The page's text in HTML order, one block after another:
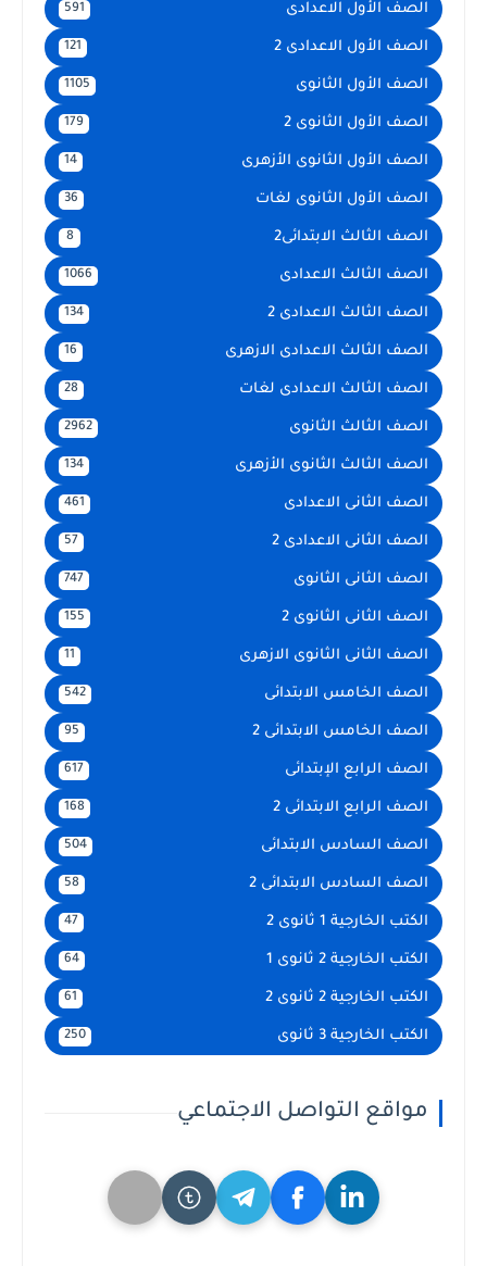
الصف الأول الاعدادى 591
الصف الأول الاعدادى 2 121
الصف الأول الثانوى 1105
الصف الأول الثانوى 2 179
الصف الأول الثانوى الأزهرى 14
الصف الأول الثانوى لغات 36
الصف الثالث الابتدائى2 8
الصف الثالث الاعدادى 1066
الصف الثالث الاعدادى 2 134
الصف الثالث الاعدادى الازهرى 16
الصف الثالث الاعدادى لغات 28
الصف الثالث الثانوى 2962
الصف الثالث الثانوى الأزهرى 134
الصف الثانى الاعدادى 461
الصف الثانى الاعدادى 2 57
الصف الثانى الثانوى 747
الصف الثانى الثانوى 2 155
الصف الثانى الثانوى الازهرى 11
الصف الخامس الابتدائى 542
الصف الخامس الابتدائى 2 95
الصف الرابع الإبتدائى 617
الصف الرابع الابتدائى 2 168
الصف السادس الابتدائى 504
الصف السادس الابتدائى 2 58
الكتب الخارجية 1 ثانوى 2 47
الكتب الخارجية 2 ثانوى 1 64
الكتب الخارجية 2 ثانوى 2 61
الكتب الخارجية 3 ثانوى 250
مواقع التواصل الاجتماعي